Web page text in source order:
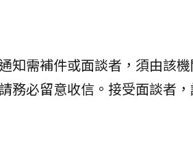
知需補件或面談者，須由該
務必留意收信。接受面談者